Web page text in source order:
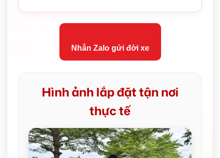
Nhắn Zalo gửi đời xe
Hình ảnh lắp đặt tận nơi
thực tế